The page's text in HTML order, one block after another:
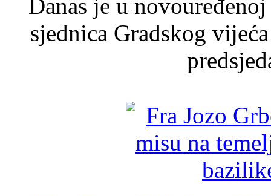
Danas je u
sjednica Gradskog